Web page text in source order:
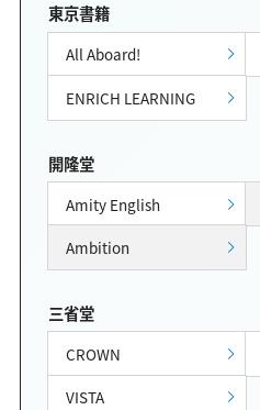
東京書籍
All Aboard!
ENRICH LEARNING
開隆堂
Amity English
Ambition
三省堂
CROWN
VISTA